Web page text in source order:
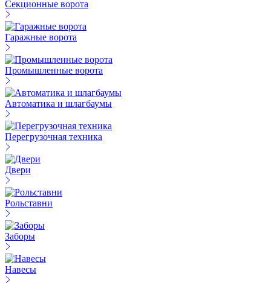
Секционные ворота
Гаражные ворота
Промышленные ворота
Автоматика и шлагбаумы
Перегрузочная техника
Двери
Рольставни
Заборы
Навесы